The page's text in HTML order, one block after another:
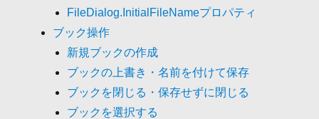
FileDialog.InitialFileNameプロパティ
ブック操作
新規ブックの作成
ブックの上書き・名前を付けて保存
ブックを閉じる・保存せずに閉じる
ブックを選択する